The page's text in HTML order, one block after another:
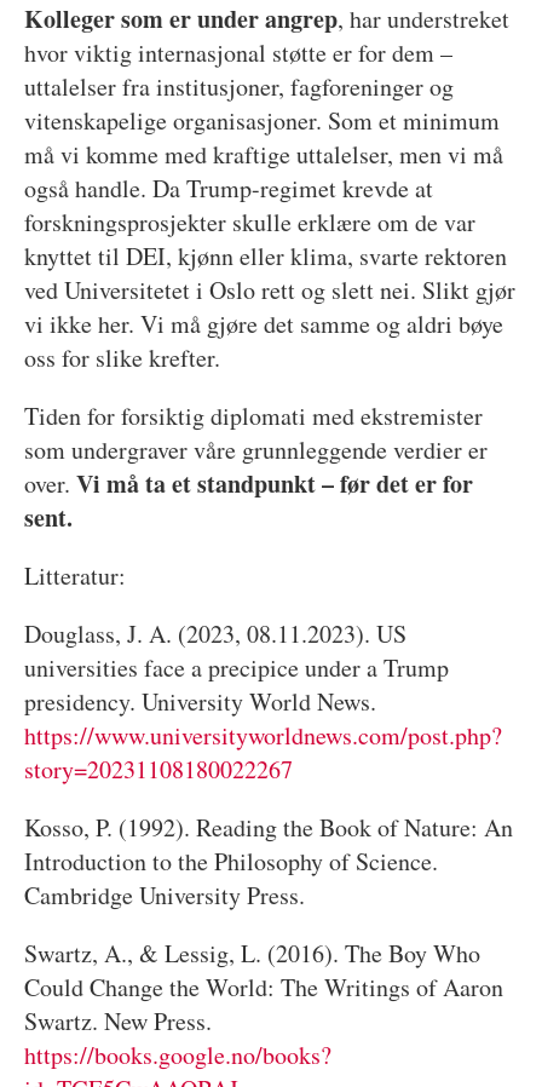
Kolleger som er under angrep, har understreket
hvor viktig internasjonal støtte er for dem –
uttalelser fra institusjoner, fagforeninger og
vitenskapelige organisasjoner. Som et minimum
må vi komme med kraftige uttalelser, men vi må
også handle. Da Trump-regimet krevde at
forskningsprosjekter skulle erklære om de var
knyttet til DEI, kjønn eller klima, svarte rektoren
ved Universitetet i Oslo rett og slett nei. Slikt gjør
vi ikke her. Vi må gjøre det samme og aldri bøye
oss for slike krefter.
Tiden for forsiktig diplomati med ekstremister
som undergraver våre grunnleggende verdier er
over. Vi må ta et standpunkt – før det er for
sent.
Litteratur:
Douglass, J. A. (2023, 08.11.2023). US
universities face a precipice under a Trump
presidency. University World News.
https://www.universityworldnews.com/post.php?
story=20231108180022267
Kosso, P. (1992). Reading the Book of Nature: An
Introduction to the Philosophy of Science.
Cambridge University Press.
Swartz, A., & Lessig, L. (2016). The Boy Who
Could Change the World: The Writings of Aaron
Swartz. New Press.
https://books.google.no/books?